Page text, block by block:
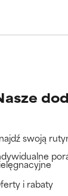
swoją
i rabaty